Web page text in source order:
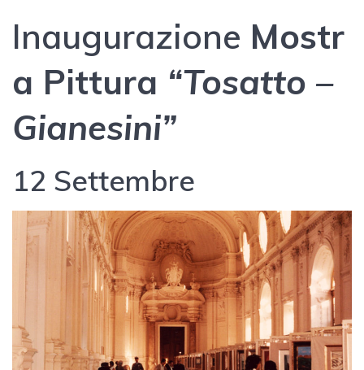
Inaugurazione Mostr
a Pittura “Tosatto –
Gianesini”
12 Settembre